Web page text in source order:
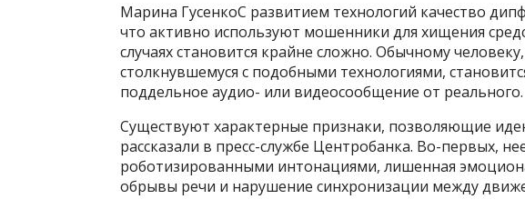
Марина ГусенкоС развитием технологий качество
что активно используют мошенники для хищения
случаях становится крайне сложно. Обычному
столкнувшемуся с подобными технологиями,
поддельное аудио- или видеосообщение от реального.
Существуют характерные признаки, позволяющие
рассказали в пресс-службе Центробанка. Во-первых,
роботизированными интонациями, лишенная
обрывы речи и нарушение синхронизации между